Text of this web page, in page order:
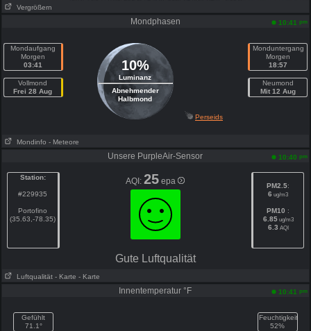
Vergrößern
Mondphasen 10:41 pm
Mondaufgang
Morgen
03:41
Vollmond
Frei 28 Aug
10%
Luminanz
Abnehmender
Halbmond
Monduntergang
Morgen
18:57
Neumond
Mit 12 Aug
Perseids
Mondinfo - Meteore
Unsere PurpleAir-Sensor 10:40 pm
Station:
#229935
Portofino
(35.63,-78.35)
AQI:25 epa PM2.5:
6 ug/m3
PM10 :
6.85ug/m3
6.3 AQI
Gute Luftqualität
Luftqualität - Karte - Karte
Innentemperatur °F 10:41 pm
Gefühlt
71.1°
Feuchtigkeit
52%